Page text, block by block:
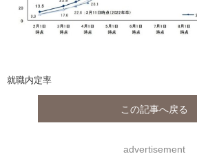
就職内定率
この記事へ戻る
advertisement